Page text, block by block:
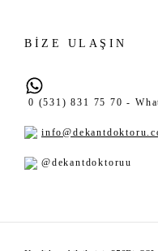
BİZE ULAŞIN
0 (531) 831 75 70 -
@dekantdoktoruu